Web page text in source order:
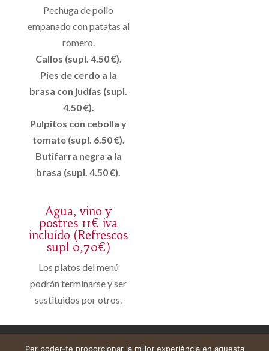
Pechuga de pollo
empanado con patatas al
romero.
Callos (supl. 4.50 €).
Pies de cerdo a la
brasa con judías (supl.
4.50 €).
Pulpitos con cebolla y
tomate (supl. 6.50 €).
Butifarra negra a la
brasa (supl. 4.50 €).
Agua, vino y
postres 11€ iva
incluído (Refrescos
supl 0,70€)
Los platos del menú
podrán terminarse y ser
sustituidos por otros.
Per poder-te proporcionar la millor experiència en aquesta